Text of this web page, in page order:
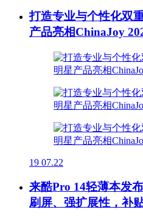
打造专业与个性化双
产品亮相ChinaJoy
19 07.22
来酷Pro 14轻薄本发
刷屏、强扩展性，补